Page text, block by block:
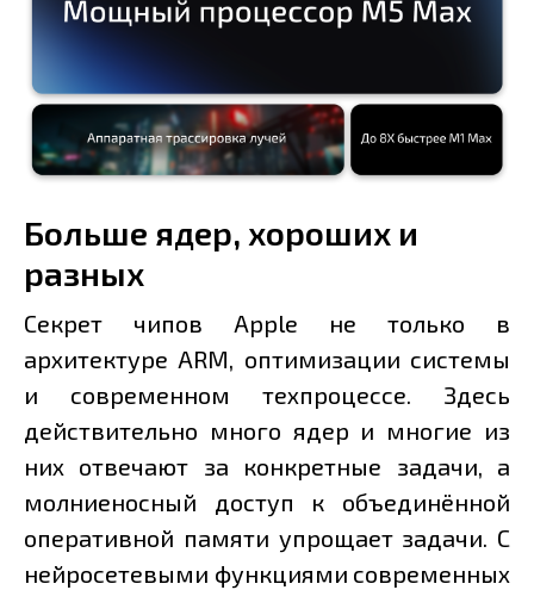
Больше ядер, хороших и
разных
Секрет чипов Apple не только в
архитектуре ARM, оптимизации системы
и современном техпроцессе. Здесь
действительно много ядер и многие из
них отвечают за конкретные задачи, а
молниеносный доступ к объединённой
оперативной памяти упрощает задачи. С
нейросетевыми функциями современных